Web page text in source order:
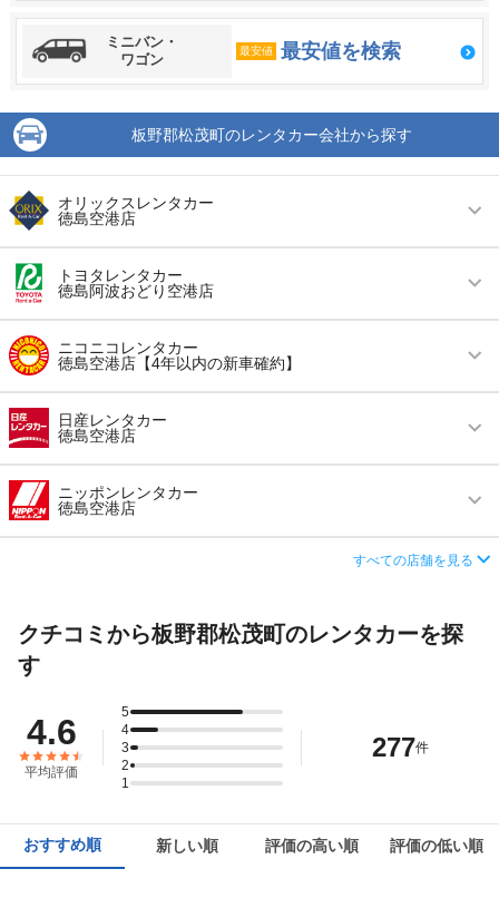
ミニバン・
ワゴン
最安値 最安値を検索
板野郡松茂町のレンタカー会社から探す
オリックスレンタカー
徳島空港店
営業時間 毎日 08:00 ～ 19:00
アクセス
徳島空港(徳島阿波おどり空港)より無料送迎車で
約2分
住所 板野郡松茂町豊久字朝日野１５－６
店舗詳細
この店舗でレンタカーを探す
トヨタレンタカー
徳島阿波おどり空港店
営業時間 毎日 08:00 ～ 20:00
アクセス
徳島空港(徳島阿波おどり空港)より徒歩で約3分
（送迎なし）
住所 徳島県板野郡松茂町豊久字朝日野15-10
店舗詳細
この店舗でレンタカーを探す
ニコニコレンタカー
徳島空港店【4年以内の新車確約】
営業時間 毎日 08:00 ～ 20:00
アクセス
徳島空港(徳島阿波おどり空港)より無料送迎車で
約4分
住所 徳島県板野郡松茂町満穂満穂開拓83
日産レンタカー
徳島空港店
営業時間 毎日 08:00 ～ 19:00
アクセス
徳島空港(徳島阿波おどり空港)より徒歩で約3分
（送迎なし）
店舗詳細 店舗詳細ページはこちら
ニッポンレンタカー
徳島空港店
住所
この店舗でレンタカーを探す
すべての店舗を見る
クチコミから板野郡松茂町のレンタカーを探
す
4.6
平均評価
5
4
3
2
1
277件
おすすめ順 新しい順 評価の高い順 評価の低い順